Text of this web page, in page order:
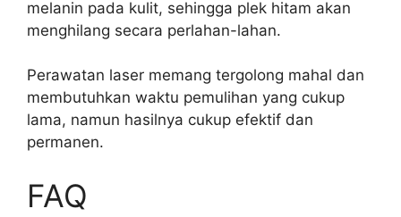
melanin pada kulit, sehingga plek hitam akan
menghilang secara perlahan-lahan.
Perawatan laser memang tergolong mahal dan
membutuhkan waktu pemulihan yang cukup
lama, namun hasilnya cukup efektif dan
permanen.
FAQ